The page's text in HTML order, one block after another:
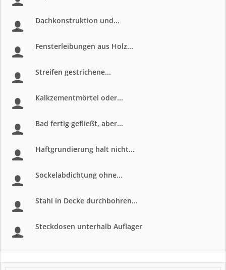
Dachkonstruktion und...
Fensterleibungen aus Holz...
Streifen gestrichene...
Kalkzementmörtel oder...
Bad fertig gefließt, aber...
Haftgrundierung halt nicht...
Sockelabdichtung ohne...
Stahl in Decke durchbohren...
Steckdosen unterhalb Auflager